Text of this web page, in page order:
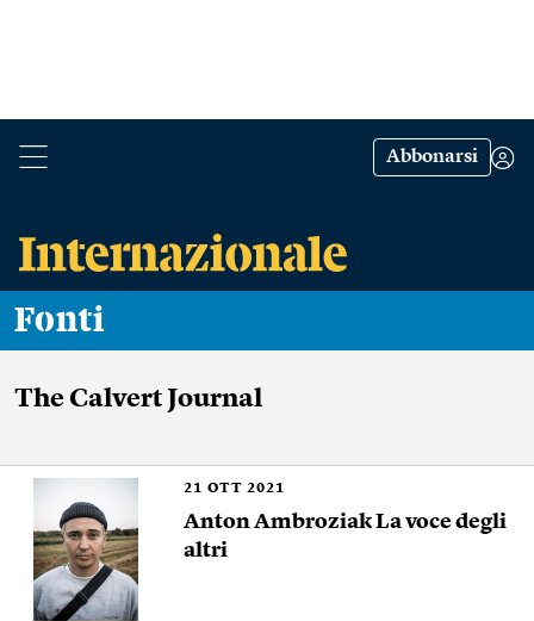
Abbonarsi
Fonti
The Calvert Journal
21 OTT 2021
Anton Ambroziak La voce degli
altri